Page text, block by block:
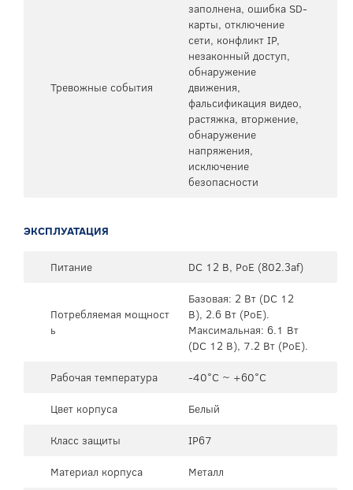
Тревожные события
заполнена, ошибка SD-
карты, отключение
сети, конфликт IP,
незаконный доступ,
обнаружение
движения,
фальсификация видео,
растяжка, вторжение,
обнаружение
напряжения,
исключение
безопасности
ЭКСПЛУАТАЦИЯ
Питание DC 12 В, PoE (802.3af)
Потребляемая мощност
ь
Базовая: 2 Вт (DC 12
В), 2.6 Вт (PoE).
Максимальная: 6.1 Вт
(DC 12 В), 7.2 Вт (PoE).
Рабочая температура
-40°C ~ +60°C
Цвет корпуса
Белый
Класс защиты
IP67
Материал корпуса
Металл